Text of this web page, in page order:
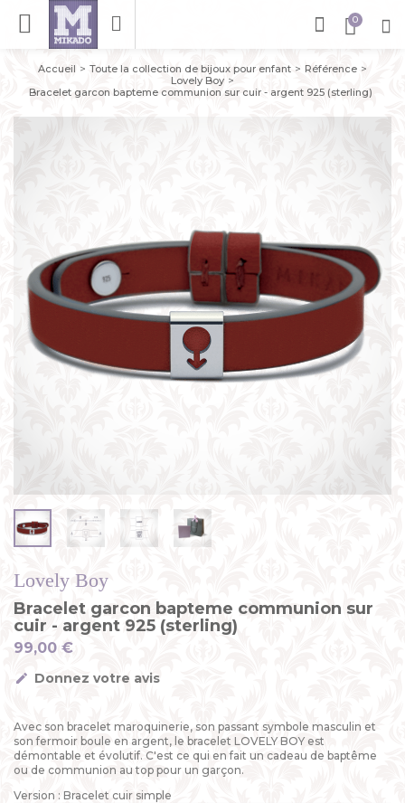
Accueil Toute la collection de bijoux pour enfant
Référence
Lovely Boy
Bracelet garcon bapteme communion sur cuir - argent 925 (sterling)
Lovely Boy
Bracelet garcon bapteme communion sur
cuir - argent 925 (sterling)
99,00 €
Donnez votre avis
Avec son bracelet maroquinerie, son passant symbole masculin et
son fermoir boule en argent, le bracelet LOVELY BOY est
démontable et évolutif. C'est ce qui en fait un cadeau de baptême
ou de communion au top pour un garçon.
Version : Bracelet cuir simple